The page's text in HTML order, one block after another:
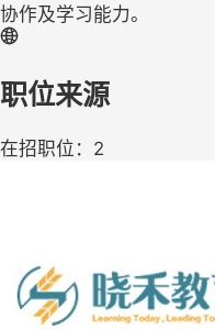
协作及学习能力。
职位来源
在招职位：2